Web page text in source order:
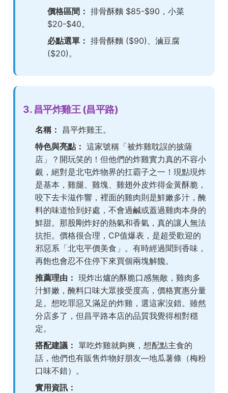
價格區間： 排骨酥麵 $85-$90，小菜
$20-$40。
必點選單： 排骨酥麵 ($90)、滷豆腐
($20)。
3. 昌平炸雞王 (昌平路)
名稱：
昌平炸雞王。
特色與亮點： 這家號稱「被炸雞耽誤的披薩
店」？開玩笑的！但他們的炸雞實力真的不容小
覷，絕對是北屯炸物界的扛霸子之一！現點現炸
是基本，雞腿、雞塊、雞翅外皮炸得金黃酥脆，
咬下去卡滋作響，裡面的雞肉則是鮮嫩多汁，醃
料的味道恰到好處，不會過鹹或蓋過雞肉本身的
鮮甜。那股剛炸好的熱氣和香氣，真的讓人無法
抗拒。價格很合理，CP值爆表，是超受歡迎的
邪惡系「北屯平價美食」。有時經過聞到香味，
再飽也會忍不住停下來買個兩塊解饞。
推薦理由： 現炸出爐的酥脆口感無敵，雞肉多
汁鮮嫩，醃料口味大眾接受度高，價格實惠分量
足。想吃罪惡又滿足的炸雞，選這家沒錯。雖然
分店多了，但昌平路本店的品質我覺得相對穩
定。
搭配建議： 單吃炸雞就夠爽，想配點主食的
話，他們也有販售炸物好朋友—地瓜薯條（梅粉
口味不錯）。
實用資訊：